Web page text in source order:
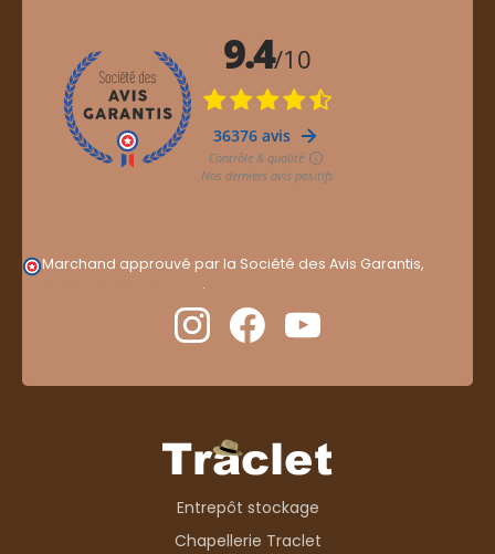
Marchand approuvé par la Société des Avis Garantis,
.
Entrepôt stockage
Chapellerie Traclet